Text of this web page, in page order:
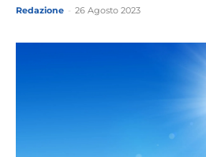
Redazione 26 Agosto 2023